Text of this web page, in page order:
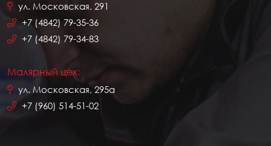
ул. Московская, 291
+7 (4842) 79-35-36
+7 (4842) 79-34-83
Малярный цех:
ул. Московская, 295а
+7 (960) 514-51-02